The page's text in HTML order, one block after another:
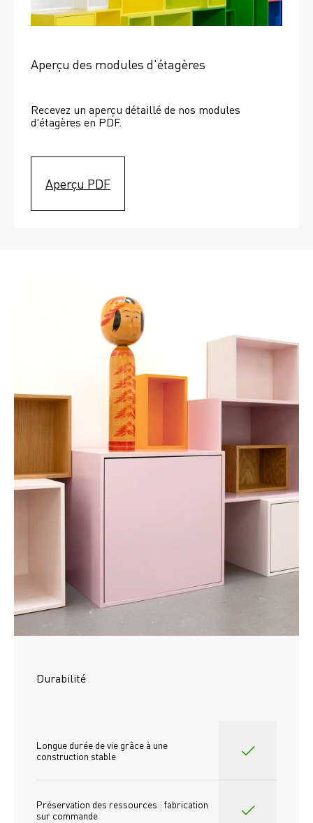
Aperçu des modules d'étagères
Recevez un aperçu détaillé de nos modules
d'étagères en PDF.
Aperçu PDF
Durabilité
Longue durée de vie grâce à une
construction stable
Préservation des ressources : fabrication
sur commande